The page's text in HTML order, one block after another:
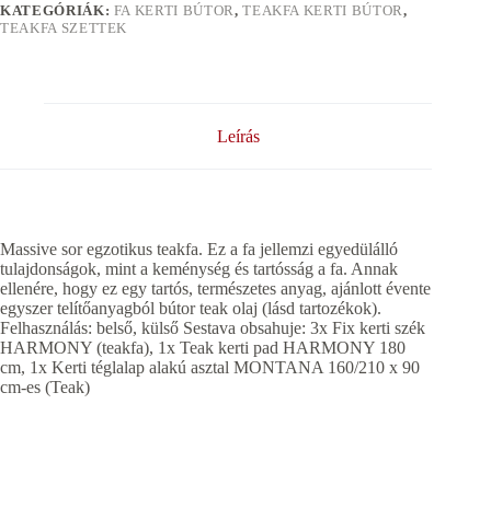
KATEGÓRIÁK: FA KERTI BÚTOR ,TEAKFA KERTI BÚTOR ,
TEAKFA SZETTEK
Leírás
Massive sor egzotikus teakfa. Ez a fa jellemzi egyedülálló
tulajdonságok, mint a keménység és tartósság a fa. Annak
ellenére, hogy ez egy tartós, természetes anyag, ajánlott évente
egyszer telítőanyagból bútor teak olaj (lásd tartozékok).
Felhasználás: belső, külső Sestava obsahuje: 3x Fix kerti szék
HARMONY (teakfa), 1x Teak kerti pad HARMONY 180
cm, 1x Kerti téglalap alakú asztal MONTANA 160/210 x 90
cm-es (Teak)